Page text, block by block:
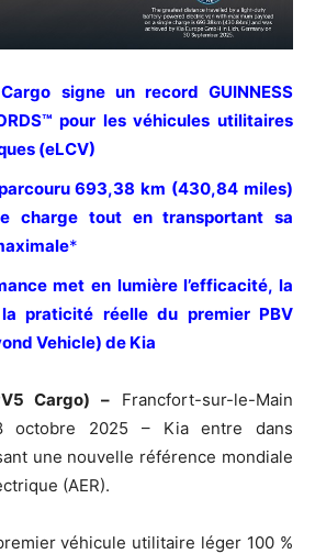
signe un record GUINNESS
pour les véhicules utilitaires
(eLCV)
693,38 km (430,84 miles)
charge tout en transportant sa
*
met en lumière l’efficacité, la
praticité réelle du premier PBV
Vehicle) de Kia
Cargo) – Francfort-sur-le-Main
octobre 2025 – Kia entre dans
une nouvelle référence mondiale
(AER).
véhicule utilitaire léger 100 %